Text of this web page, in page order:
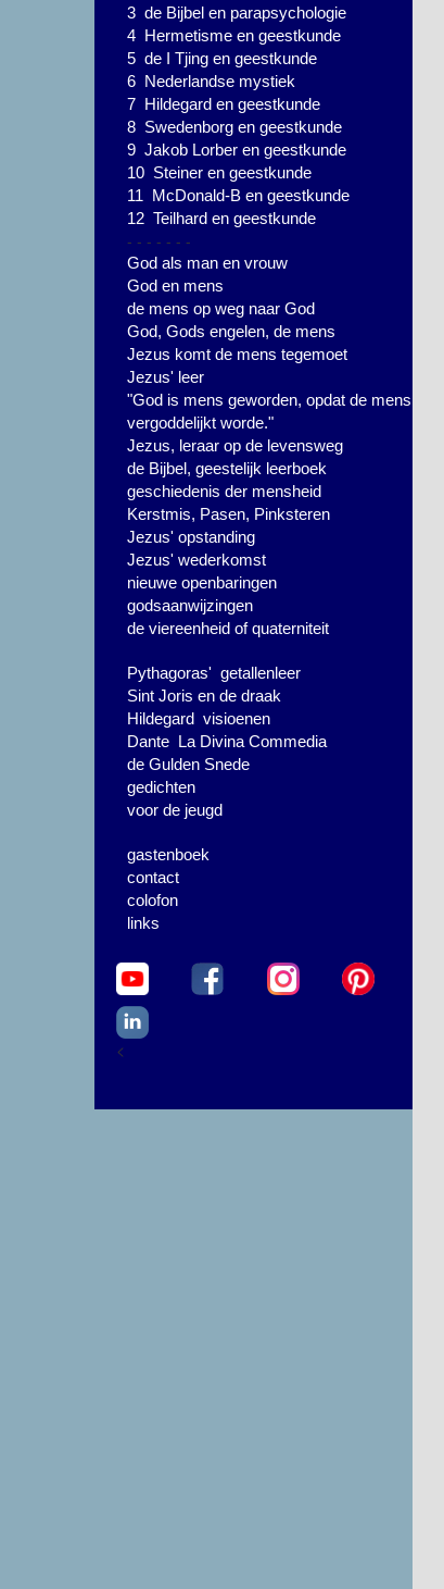
3 de Bijbel en parapsychologie
4 Hermetisme en geestkunde
5 de I Tjing en geestkunde
6 Nederlandse mystiek
7 Hildegard en geestkunde
8 Swedenborg en geestkunde
9 Jakob Lorber en geestkunde
10 Steiner en geestkunde
11 McDonald-B en geestkunde
12 Teilhard en geestkunde
- - - - - - -
God als man en vrouw
God en mens
de mens op weg naar God
God, Gods engelen, de mens
Jezus komt de mens tegemoet
Jezus' leer
"God is mens geworden, opdat de mens
vergoddelijkt worde."
Jezus, leraar op de levensweg
de Bijbel, geestelijk leerboek
geschiedenis der mensheid
Kerstmis, Pasen, Pinksteren
Jezus' opstanding
Jezus' wederkomst
nieuwe openbaringen
godsaanwijzingen
de viereenheid of quaterniteit
Pythagoras' getallenleer
Sint Joris en de draak
Hildegard visioenen
Dante La Divina Commedia
de Gulden Snede
gedichten
voor de jeugd
gastenboek
contact
colofon
links
<